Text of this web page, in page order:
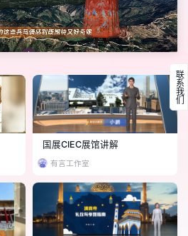
国展CIEC展馆讲解
有言工作室
联系我们